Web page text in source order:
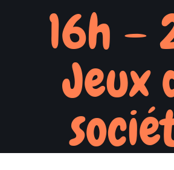
16h –
Jeux